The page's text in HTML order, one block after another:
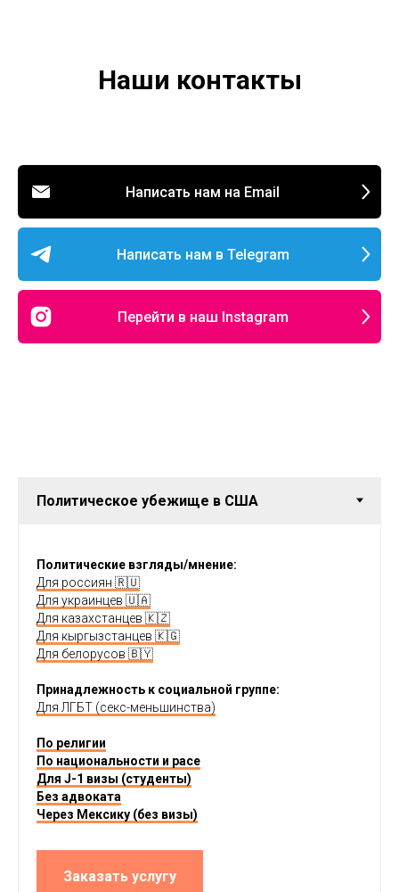
Наши контакты
Написать нам на Email
Написать нам в Telegram
Перейти в наш Instagram
Политические взгляды/мнение:
Для россиян 🇷🇺
Для украинцев 🇺🇦
Для казахстанцев 🇰🇿
Для кыргызстанцев 🇰🇬
Для белорусов 🇧🇾
Принадлежность к социальной группе:
Для ЛГБТ (секс-меньшинства)
По религии
По национальности и расе
Для J-1 визы (студенты)
Без адвоката
Через Мексику (без визы)
Заказать услугу